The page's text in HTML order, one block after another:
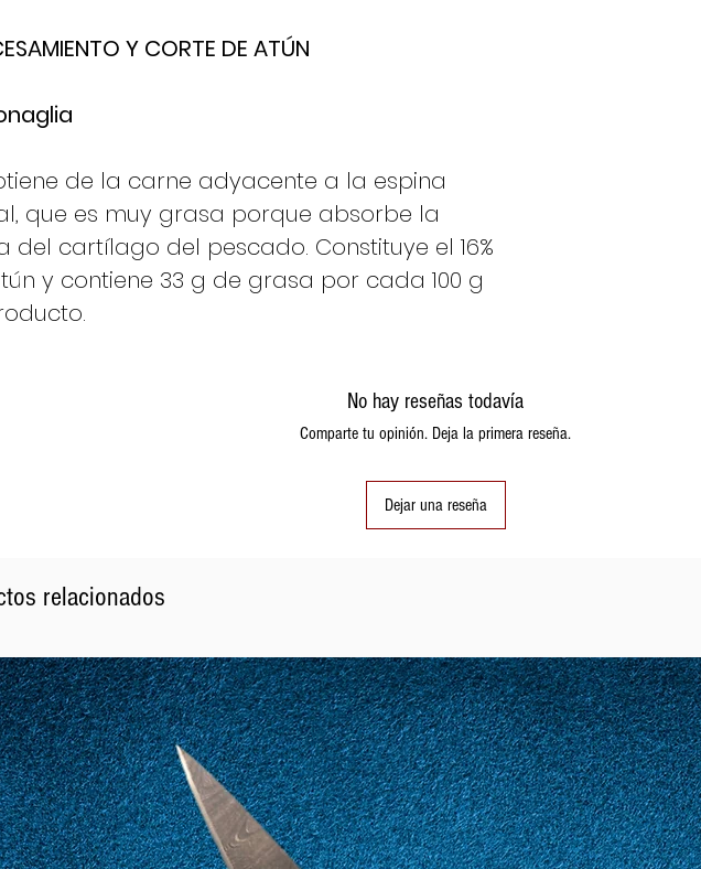
Y CORTE DE ATÚN
de la carne adyacente a la espina
que es muy grasa porque absorbe la
del cartílago del pescado. Constituye el 16%
y contiene 33 g de grasa por cada 100 g
No hay reseñas todavía
Comparte tu opinión. Deja la primera reseña.
Dejar una reseña
relacionados